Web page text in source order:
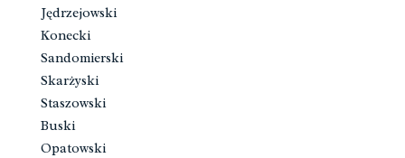
Jędrzejowski
Konecki
Sandomierski
Skarżyski
Staszowski
Buski
Opatowski